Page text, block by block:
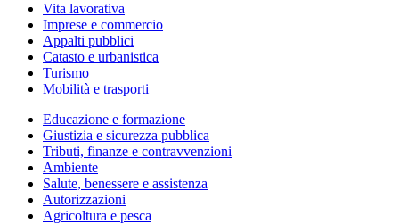
Vita lavorativa
Imprese e commercio
Appalti pubblici
Catasto e urbanistica
Turismo
Mobilità e trasporti
Educazione e formazione
Giustizia e sicurezza pubblica
Tributi, finanze e contravvenzioni
Ambiente
Salute, benessere e assistenza
Autorizzazioni
Agricoltura e pesca